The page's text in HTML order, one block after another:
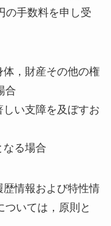
の手数料を申し受
，財産その他の権
合
い支障を及ぼすお
なる場合
情報および特性情
いては，原則と